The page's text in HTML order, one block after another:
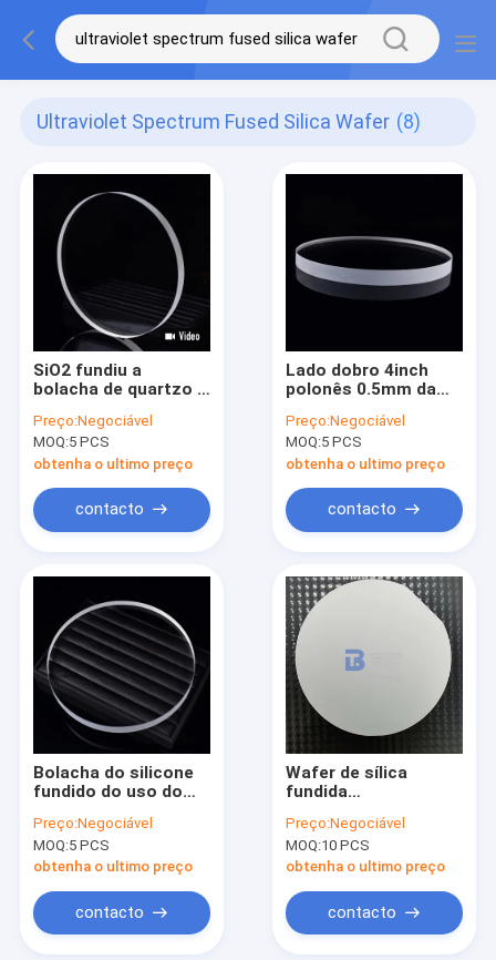
Ultraviolet Spectrum Fused Silica Wafer (8)
SiO2 fundiu a
bolacha de quartzo e
no espectro
infravermelho e
ultravioleta
Preço:Negociável
MOQ:5 PCS
obtenha o ultimo preço
contacto
Lado dobro 4inch
polonês 0.5mm da
silicone fundido de
quartzo grossos
Preço:Negociável
MOQ:5 PCS
obtenha o ultimo preço
contacto
Bolacha do silicone
fundido do uso do
baixo CTE para a
litografia UV
Preço:Negociável
MOQ:5 PCS
obtenha o ultimo preço
contacto
Wafer de sílica
fundida
produção de
dispositivos
semicondutores de
Preço:Negociável
MOQ:10 PCS
obtenha o ultimo preço
contacto